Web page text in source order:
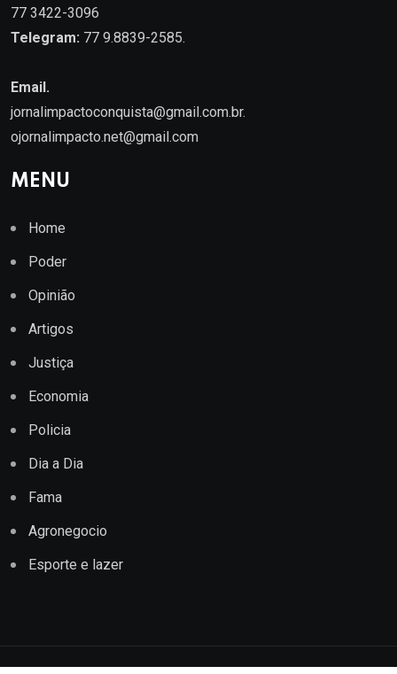
77 3422-3096
Telegram: 77 9.8839-2585.
Email.
jornalimpactoconquista@gmail.com.br.
ojornalimpacto.net@gmail.com
MENU
Home
Poder
Opinião
Artigos
Justiça
Economia
Policia
Dia a Dia
Fama
Agronegocio
Esporte e lazer